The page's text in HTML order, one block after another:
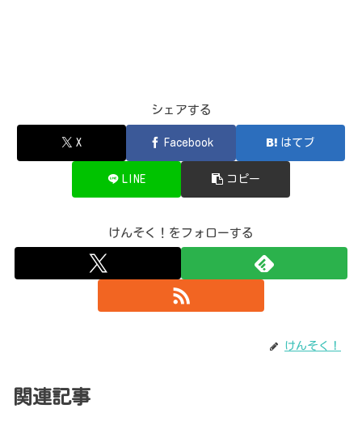
シェアする
X Facebook はてブ
LINE コピー
けんそく！をフォローする
けんそく！
関連記事